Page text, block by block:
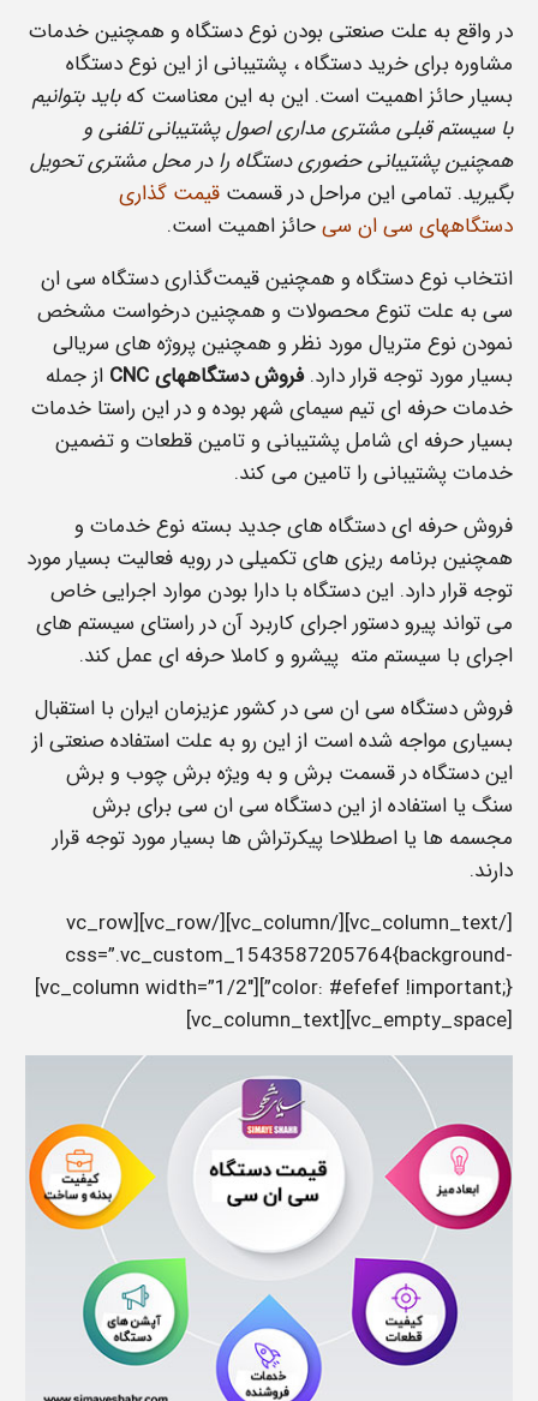
در واقع به علت صنعتی بودن نوع دستگاه و همچنین خدمات
مشاوره برای خرید دستگاه ، پشتیبانی از این نوع دستگاه
بسیار حائز اهمیت است. این به این معناست کهباید بتوانیم
با سیستم قبلی مشتری مداری اصول پشتیبانی تلفنی و
همچنین پشتیبانی حضوری دستگاه را در محل مشتری تحویل
بگیرید. تمامی این مراحل در قسمت قیمت‌ گذاری
دستگاههای سی ان سیحائز اهمیت است.
انتخاب نوع دستگاه و همچنین قیمت‌گذاری دستگاه سی ان
سی به علت تنوع محصولات و همچنین درخواست مشخص
نمودن نوع متریال مورد نظر و همچنین پروژه های سریالی
بسیار مورد توجه قرار دارد.فروش دستگاههای CNC
از جمله
خدمات حرفه ای تیم سیمای شهر بوده و در این راستا خدمات
بسیار حرفه ای شامل پشتیبانی و تامین قطعات و تضمین
خدمات پشتیبانی را تامین می کند.
فروش حرفه ای دستگاه های جدید بسته نوع خدمات و
همچنین برنامه ریزی های تکمیلی در رویه فعالیت بسیار مورد
توجه قرار دارد. این دستگاه با دارا بودن موارد اجرایی خاص
می تواند پیرو دستور اجرای کاربرد آن در راستای سیستم های
اجرای با سیستم مته پیشرو و کاملا حرفه ای عمل کند.
فروش دستگاه سی ان سی در کشور عزیزمان ایران با استقبال
بسیاری مواجه شده است از این رو به علت استفاده صنعتی از
این دستگاه در قسمت برش و به ویژه برش چوب و برش
سنگ یا استفاده از این دستگاه سی ان سی برای برش
مجسمه ها یا اصطلاحا پیکرتراش ها بسیار مورد توجه قرار
دارند.
[/vc_column_text][/vc_column][/vc_row][vc_row
css=”.vc_custom_1543587205764{background-
color: #efefef !important;}”][vc_column width=”1/2″]
[vc_empty_space][vc_column_text]